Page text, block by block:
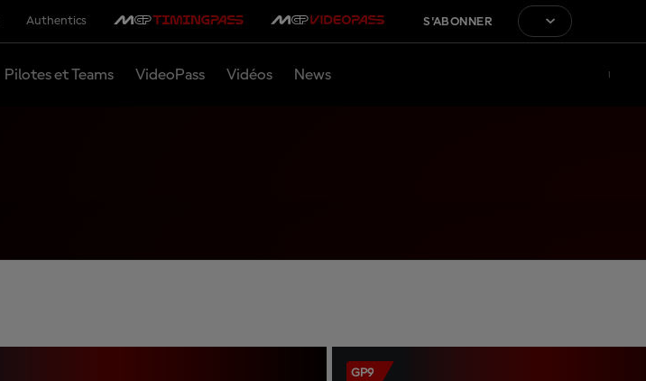
Authentics S'ABONNER
Pilotes et Teams VideoPass Vidéos News
GP9